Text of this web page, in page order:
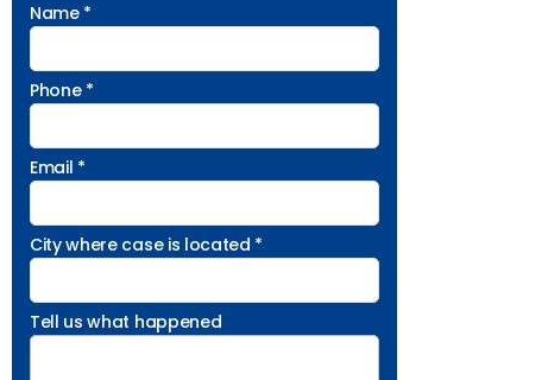
Name *
Phone *
Email *
City where case is located *
Tell us what happened